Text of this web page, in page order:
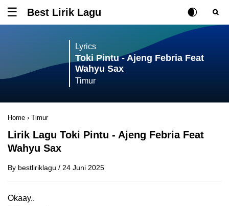
Tombol untuk membuka atau menutup menu
Best Lirik Lagu Rubah Posisi
Tombol
Lyrics
Toki Pintu - Ajeng Febria Feat
Wahyu Sax
Timur
Home › Timur
Lirik Lagu Toki Pintu - Ajeng Febria Feat
Wahyu Sax
By bestliriklagu / 24 Juni 2025
Okaay..